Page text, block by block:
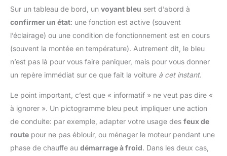
Sur un tableau de bord, un voyant bleu sert d’abord à
confirmer un état: une fonction est active (souvent
l’éclairage) ou une condition de fonctionnement est en cours
(souvent la montée en température). Autrement dit, le bleu
n’est pas là pour vous faire paniquer, mais pour vous donner
un repère immédiat sur ce que fait la voiture à cet instant.
Le point important, c’est que « informatif » ne veut pas dire «
à ignorer ». Un pictogramme bleu peut impliquer une action
de conduite: par exemple, adapter votre usage des feux de
route pour ne pas éblouir, ou ménager le moteur pendant une
phase de chauffe au démarrage à froid. Dans les deux cas,